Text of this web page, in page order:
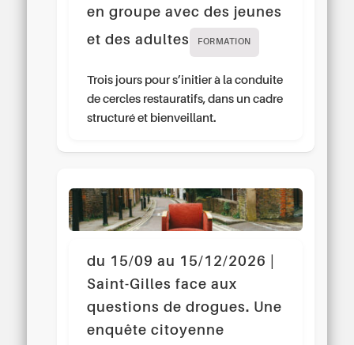
en groupe avec des jeunes
et des adultes
FORMATION
Trois jours pour s’initier à la conduite
de cercles restauratifs, dans un cadre
structuré et bienveillant.
du 15/09 au 15/12/2026 |
Saint-Gilles face aux
questions de drogues. Une
enquête citoyenne